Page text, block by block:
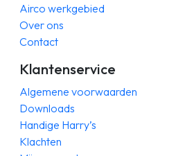
Airco werkgebied
Over ons
Contact
Klantenservice
Algemene voorwaarden
Downloads
Handige Harry’s
Klachten